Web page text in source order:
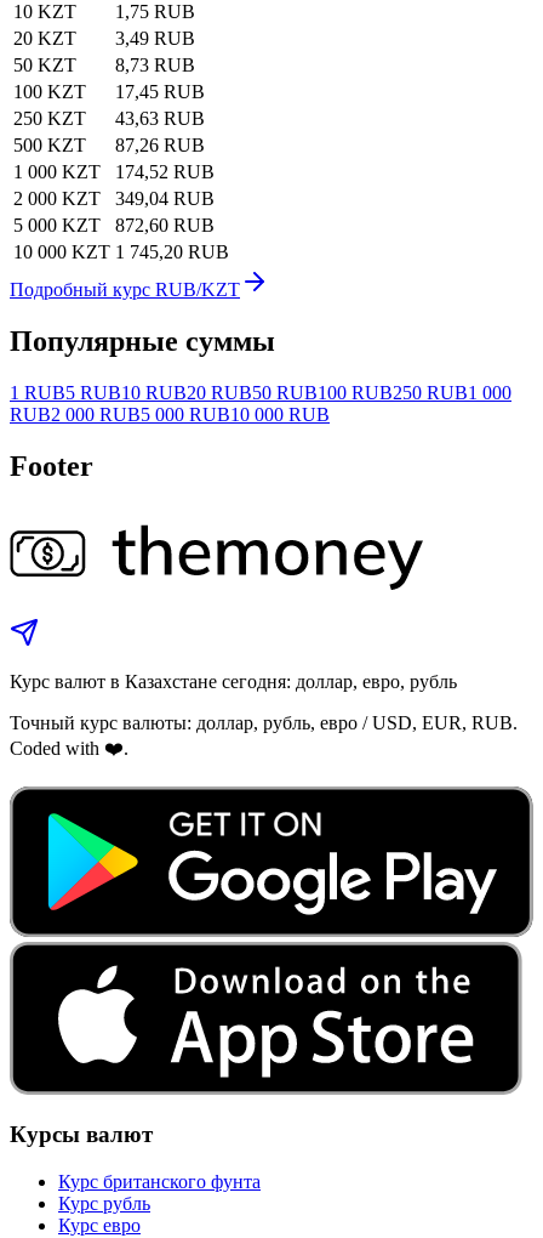
10 KZT
1,75 RUB
20 KZT
3,49 RUB
50 KZT
8,73 RUB
100 KZT
17,45 RUB
250 KZT
43,63 RUB
500 KZT
87,26 RUB
1 000 KZT
174,52 RUB
2 000 KZT
349,04 RUB
5 000 KZT
872,60 RUB
10 000 KZT 1 745,20 RUB
Подробный курс RUB/KZT
Популярные суммы
1 RUB5 RUB10 RUB20 RUB50 RUB100 RUB250 RUB1 000
RUB2 000 RUB5 000 RUB10 000 RUB
Footer
Курс валют в Казахстане сегодня: доллар, евро, рубль
Точный курс валюты: доллар, рубль, евро / USD, EUR, RUB.
Coded with ❤️.
Курсы валют
Курс британского фунта
Курс рубль
Курс евро